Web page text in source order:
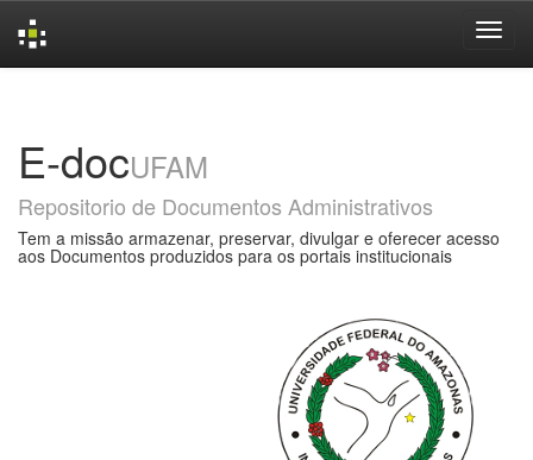
E-docUFAM
Repositorio de Documentos Administrativos
Tem a missão armazenar, preservar, divulgar e oferecer acesso
aos Documentos produzidos para os portais institucionais